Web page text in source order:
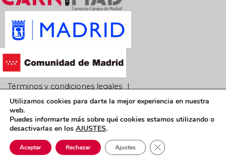
Términos y condiciones legales
Política de privacidad Política de cookies
CARNIMAD © 2019 Todos los derechos reservados
Utilizamos cookies para darte la mejor experiencia en nuestra
web.
Puedes informarte más sobre qué cookies estamos utilizando o
desactivarlas en los AJUSTES.
Aceptar Rechazar Ajustes Cerrar el banner de